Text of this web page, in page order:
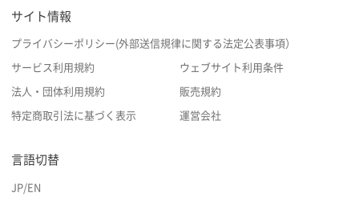
サイト情報
プライバシーポリシー(外部送信規律に関する法定公表事項）
サービス利用規約 ウェブサイト利用条件
法人・団体利用規約 販売規約
特定商取引法に基づく表示 運営会社
言語切替
JP/EN